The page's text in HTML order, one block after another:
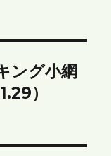
ング小網
）